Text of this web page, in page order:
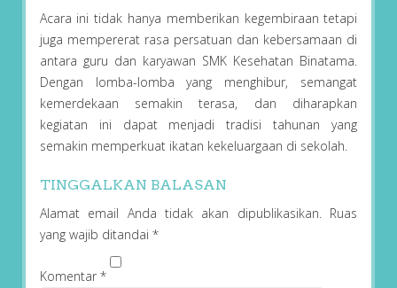
Acara ini tidak hanya memberikan kegembiraan tetapi
juga mempererat rasa persatuan dan kebersamaan di
antara guru dan karyawan SMK Kesehatan Binatama.
Dengan lomba-lomba yang menghibur, semangat
kemerdekaan semakin terasa, dan diharapkan
kegiatan ini dapat menjadi tradisi tahunan yang
semakin memperkuat ikatan kekeluargaan di sekolah.
TINGGALKAN BALASAN
Alamat email Anda tidak akan dipublikasikan. Ruas
yang wajib ditandai *
Komentar *